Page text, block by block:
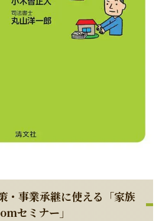
・事業承継に使える「家族
セミナー」